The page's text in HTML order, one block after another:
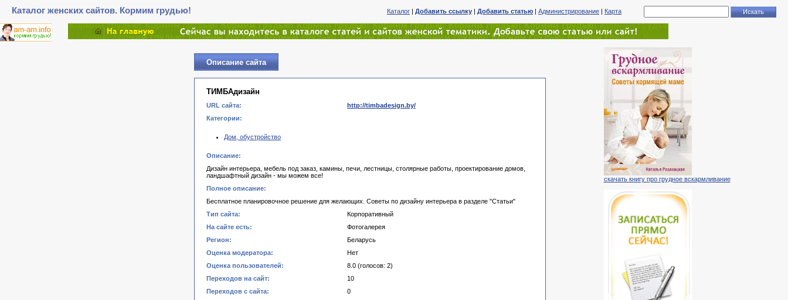
Каталог женских сайтов. Кормим грудью! Каталог | Добавить ссылку | Добавить статью | Администрирование | Карта
Описание сайта
ТИМБАдизайн
URL сайта:
http://timbadesign.by/
Категории:
Дом, обустройство
Описание:
Дизайн интерьера, мебель под заказ, камины, печи, лестницы, столярные работы, проектирование домов,
ландшафтный дизайн - мы можем все!
Полное описание:
Бесплатное планировочное решение для желающих. Советы по дизайну интерьера в разделе "Статьи"
Тип сайта:
Корпоративный
На сайте есть:
Фотогалерея
Регион:
Беларусь
Оценка модератора:
Нет
Оценка пользователей:
8.0 (голосов: 2)
Переходов на сайт:
10
Переходов с сайта:
0
скачать книгу про грудное вскармливание